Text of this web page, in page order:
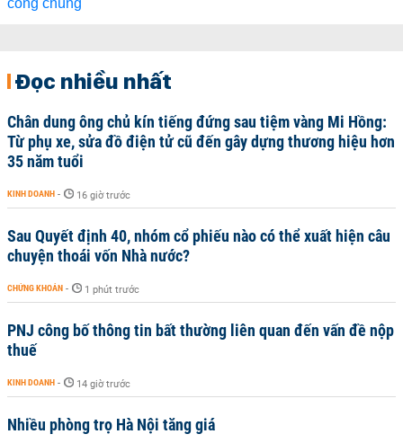
Đọc nhiều nhất
Chân dung ông chủ kín tiếng đứng sau tiệm vàng Mi Hồng:
Từ phụ xe, sửa đồ điện tử cũ đến gây dựng thương hiệu hơn
35 năm tuổi
KINH DOANH - 16 giờ trước
Sau Quyết định 40, nhóm cổ phiếu nào có thể xuất hiện câu
chuyện thoái vốn Nhà nước?
CHỨNG KHOÁN - 1 phút trước
PNJ công bố thông tin bất thường liên quan đến vấn đề nộp
thuế
KINH DOANH - 14 giờ trước
Nhiều phòng trọ Hà Nội tăng giá